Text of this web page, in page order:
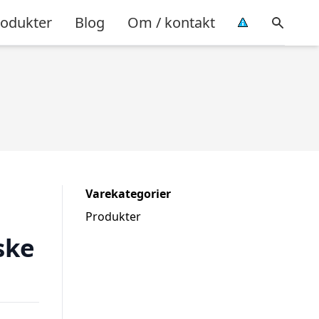
Blog Om / kontakt
Varekategorier
Produkter